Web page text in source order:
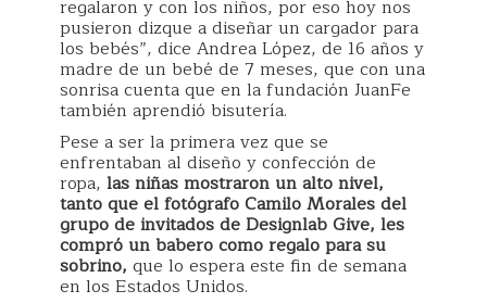
regalaron y con los niños, por eso hoy nos
pusieron dizque a diseñar un cargador para
los bebés”, dice Andrea López, de 16 años y
madre de un bebé de 7 meses, que con una
sonrisa cuenta que en la fundación JuanFe
también aprendió bisutería.
Pese a ser la primera vez que se
enfrentaban al diseño y confección de
ropa, las niñas mostraron un alto nivel,
tanto que el fotógrafo Camilo Morales del
grupo de invitados de Designlab Give, les
compró un babero como regalo para su
sobrino, que lo espera este fin de semana
en los Estados Unidos.